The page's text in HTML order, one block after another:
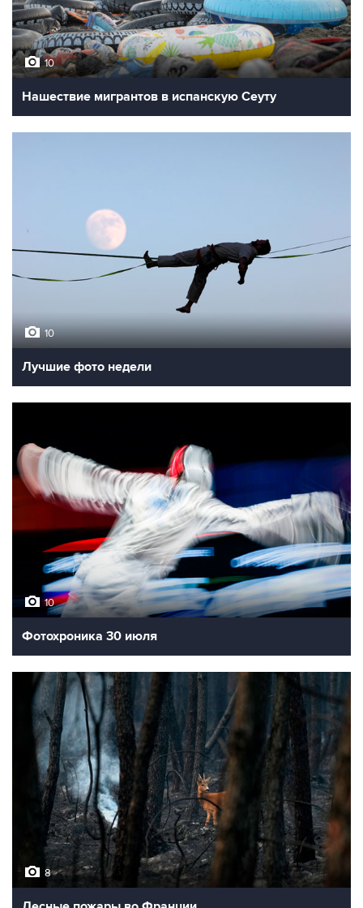
10
Нашествие мигрантов в испанскую Сеуту
10
Лучшие фото недели
10
Фотохроника 30 июля
8